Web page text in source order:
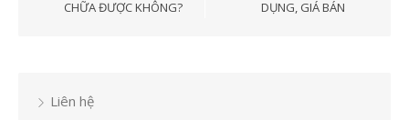
CHỮA ĐƯỢC KHÔNG?
DỤNG, GIÁ BÁN
Liên hệ